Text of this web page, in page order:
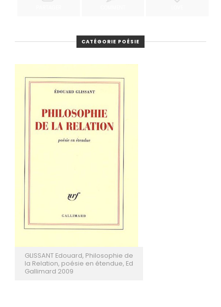
CATÉGORIE POÉSIE
GLISSANT Edouard, Philosophie de
la Relation, poésie en étendue, Ed
Gallimard 2009